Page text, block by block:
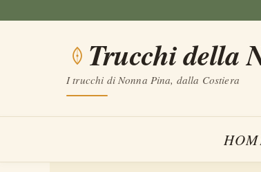
contenuto
Trucchi della
I trucchi di Nonna Pina, dalla Costiera